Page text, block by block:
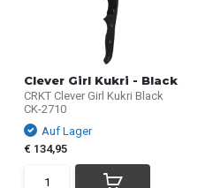
Clever Girl Kukri - Black
CRKT Clever Girl Kukri Black
CK-2710
Auf Lager
€ 134,95